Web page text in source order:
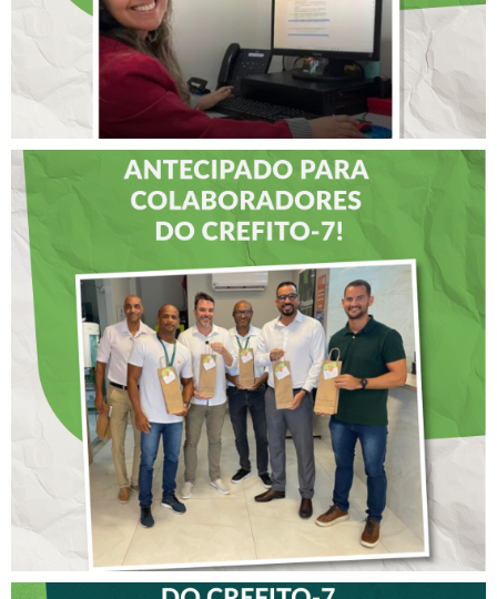
DIA DOS PAIS É
ANTECIPADO PARA
COLABORADORES DO
CREFITO-7